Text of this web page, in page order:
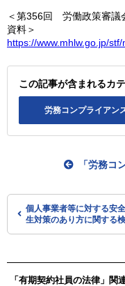
＜第356回 労働政策審議
資料＞
https://www.mhlw.go.jp/
この記事が含まれるカ
労務コンプライアン
個人事業者等に対する安
生対策のあり方に関する
「労務コ
「有期契約社員の法律」関